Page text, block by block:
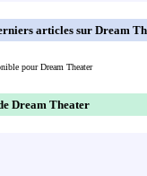
articles sur Dream
pour Dream Theater
Dream Theater